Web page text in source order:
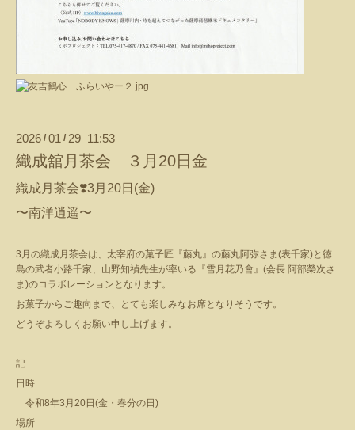
2026 / 01 / 29 11:53
織成舘月茶会 ３月20日金
織成月茶会❣️3 月 20日 (金)
〜南洋逍遥〜
3 月の織成月茶会は、太宰府の菓子匠『藤丸』の藤丸阿弥さま (表千家)と徳
島の武者小路千家、山野知禎先生が率いる『雪月花乃會』 (会長 阿部榮次さ
ま )のコラボレーションとなります。
お菓子からご趣向まで、とても楽しみなお席となりそうです。
どうぞよろしくお願い申し上げます。
記
日時
令和8年3 月 20日 (金・春分の日 )
場所